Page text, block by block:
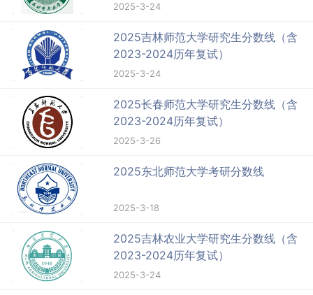
2025-3-24
2025吉林师范大学研究生分数线（含
2023-2024历年复试）
2025-3-24
2025长春师范大学研究生分数线（含
2023-2024历年复试）
2025-3-26
2025东北师范大学考研分数线
2025-3-18
2025吉林农业大学研究生分数线（含
2023-2024历年复试）
2025-3-24